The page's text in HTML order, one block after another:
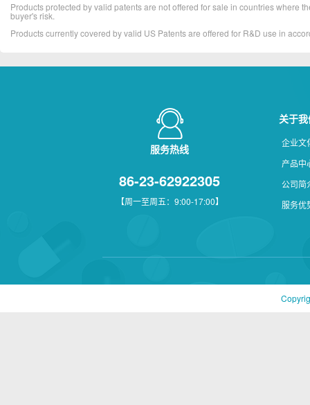
Products protected by valid patents are not offered for sale in countries where
buyer's risk.
Products currently covered by valid US Patents are offered for R&D use in
服务热线
86-23-62922305
【周一至周五：9:00-17:00】
关于
企业文
产品中
公司简
服务优